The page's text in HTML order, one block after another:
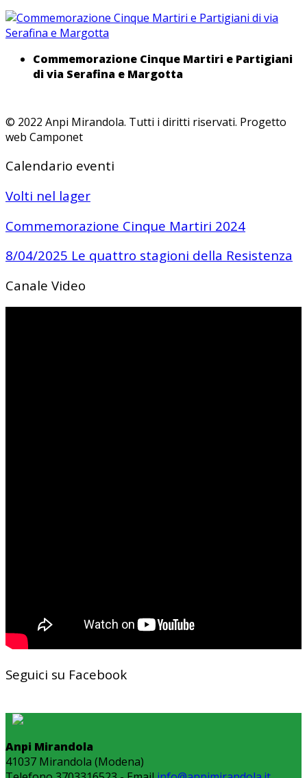
Commemorazione Cinque Martiri e Partigiani
di via Serafina e Margotta
© 2022 Anpi Mirandola. Tutti i diritti riservati. Progetto
web Camponet
Calendario eventi
Volti nel lager
Commemorazione Cinque Martiri 2024
8/04/2025 Le quattro stagioni della Resistenza
Canale Video
Seguici su Facebook
Anpi Mirandola
41037 Mirandola (Modena)